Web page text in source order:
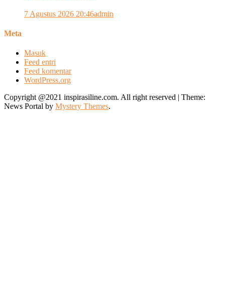
7 Agustus 2026 20:46admin
Meta
Masuk
Feed entri
Feed komentar
WordPress.org
Copyright @2021 inspirasiline.com. All right reserved | Theme:
News Portal by Mystery Themes.